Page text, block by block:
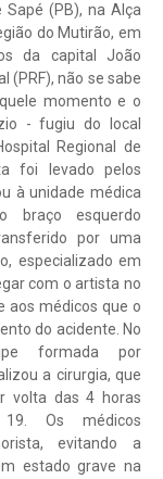
(PB), na Alça
do Mutirão, em
da capital João
(PRF), não se sabe
momento e o
- fugiu do local
Regional de
foi levado pelos
à unidade médica
braço esquerdo
por uma
especializado em
com o artista no
aos médicos que o
do acidente. No
formada por
a cirurgia, que
volta das 4 horas
19. Os médicos
evitando a
estado grave na